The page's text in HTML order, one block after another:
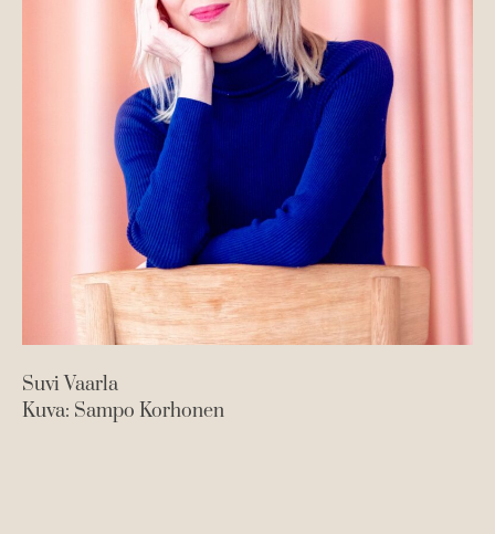
Suvi Vaarla
Kuva: Sampo Korhonen